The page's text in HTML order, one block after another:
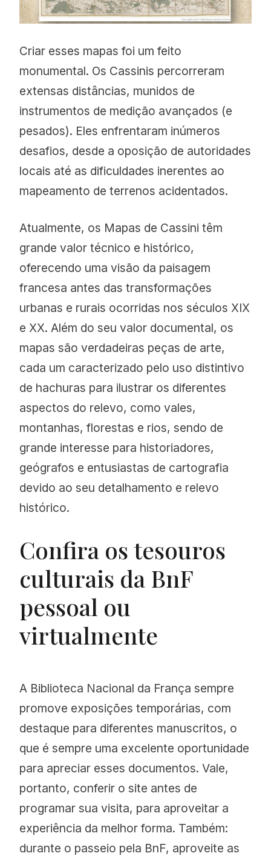
Criar esses mapas foi um feito
monumental. Os Cassinis percorreram
extensas distâncias, munidos de
instrumentos de medição avançados (e
pesados). Eles enfrentaram inúmeros
desafios, desde a oposição de autoridades
locais até as dificuldades inerentes ao
mapeamento de terrenos acidentados.
Atualmente, os Mapas de Cassini têm
grande valor técnico e histórico,
oferecendo uma visão da paisagem
francesa antes das transformações
urbanas e rurais ocorridas nos séculos XIX
e XX. Além do seu valor documental, os
mapas são verdadeiras peças de arte,
cada um caracterizado pelo uso distintivo
de hachuras para ilustrar os diferentes
aspectos do relevo, como vales,
montanhas, florestas e rios, sendo de
grande interesse para historiadores,
geógrafos e entusiastas de cartografia
devido ao seu detalhamento e relevo
histórico.
Confira os tesouros
culturais da BnF
pessoal ou
virtualmente
A Biblioteca Nacional da França sempre
promove exposições temporárias, com
destaque para diferentes manuscritos, o
que é sempre uma excelente oportunidade
para apreciar esses documentos. Vale,
portanto, conferir o site antes de
programar sua visita, para aproveitar a
experiência da melhor forma. Também:
durante o passeio pela BnF, aproveite as